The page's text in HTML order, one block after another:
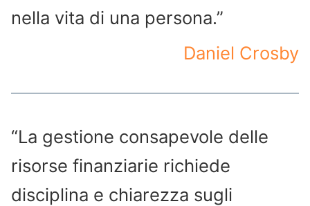
nella vita di una persona.”
Daniel Crosby
“La gestione consapevole delle
risorse finanziarie richiede
disciplina e chiarezza sugli